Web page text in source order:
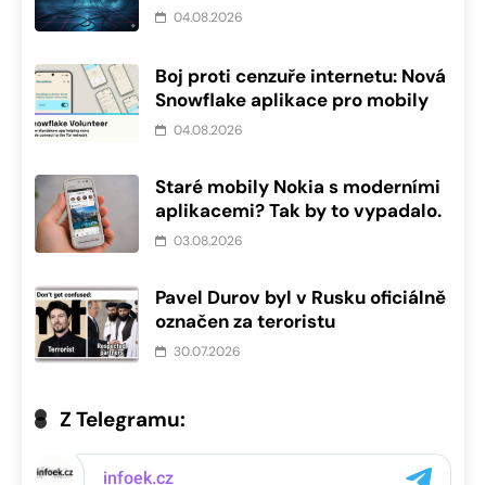
04.08.2026
Boj proti cenzuře internetu: Nová
Snowflake aplikace pro mobily
04.08.2026
Staré mobily Nokia s moderními
aplikacemi? Tak by to vypadalo.
03.08.2026
Pavel Durov byl v Rusku oficiálně
označen za teroristu
30.07.2026
Z Telegramu: